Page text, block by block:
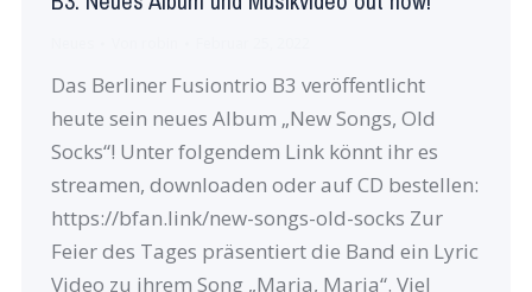
Das Berliner Fusiontrio B3 veröffentlicht
heute sein neues Album „New Songs, Old
Socks“! Unter folgendem Link könnt ihr es
streamen, downloaden oder auf CD bestellen:
https://bfan.link/new-songs-old-socks Zur
Feier des Tages präsentiert die Band ein Lyric
Video zu ihrem Song „Maria, Maria“. Viel